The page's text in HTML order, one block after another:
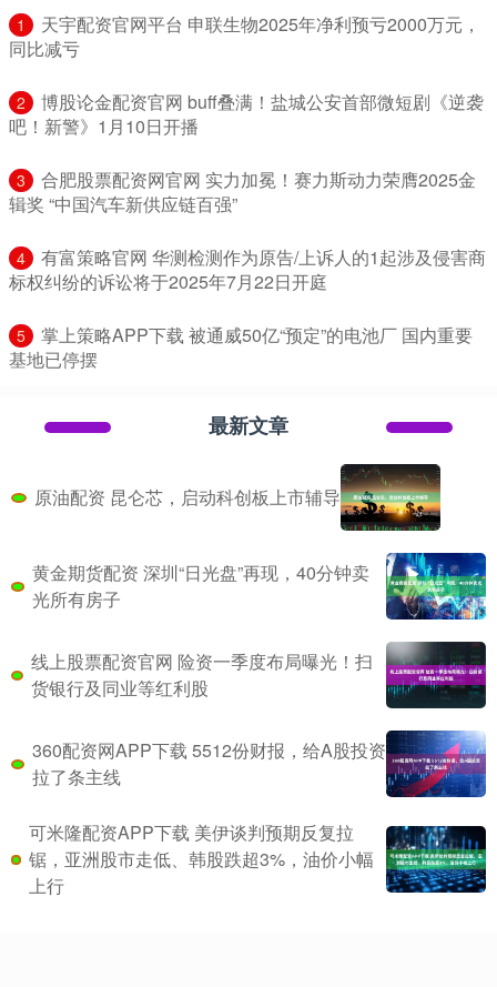
1
​天宇配资官网平台 申联生物2025年净利预亏2000万元，
同比减亏
2
​博股论金配资官网 buff叠满！盐城公安首部微短剧《逆袭
吧！新警》1月10日开播
3
​合肥股票配资网官网 实力加冕！赛力斯动力荣膺2025金
辑奖 “中国汽车新供应链百强”
4
​有富策略官网 华测检测作为原告/上诉人的1起涉及侵害商
标权纠纷的诉讼将于2025年7月22日开庭
5
​掌上策略APP下载 被通威50亿“预定”的电池厂 国内重要
基地已停摆
最新文章
原油配资 昆仑芯，启动科创板上市辅导
黄金期货配资 深圳“日光盘”再现，40分钟卖
光所有房子
线上股票配资官网 险资一季度布局曝光！扫
货银行及同业等红利股
360配资网APP下载 5512份财报，给A股投资
拉了条主线
可米隆配资APP下载 美伊谈判预期反复拉
锯，亚洲股市走低、韩股跌超3%，油价小幅
上行